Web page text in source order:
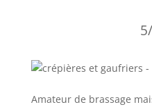
Amateur de brassage